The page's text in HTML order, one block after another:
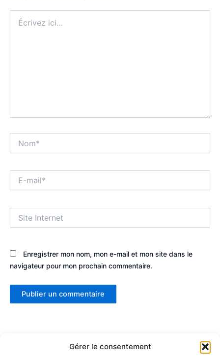
Gérer le consentement
ici…
mail*
Internet
Enregistrer mon nom, mon e-mail et mon site dans le
navigateur pour mon prochain commentaire.